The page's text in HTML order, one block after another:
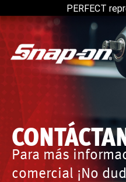
al
contenido
PERFECT
Para más
comercial ¡No